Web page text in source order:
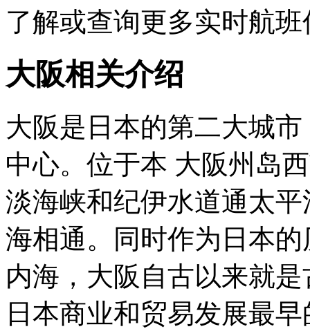
了解或查询更多实时航
大阪相关介绍
大阪是日本的第二大城
中心。位于本 大阪州岛
淡海峡和纪伊水道通太
海相通。同时作为日本
内海，大阪自古以来就
日本商业和贸易发展最